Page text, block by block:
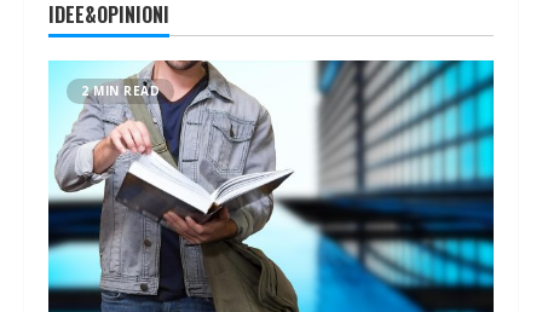
IDEE&OPINIONI
2 MIN READ